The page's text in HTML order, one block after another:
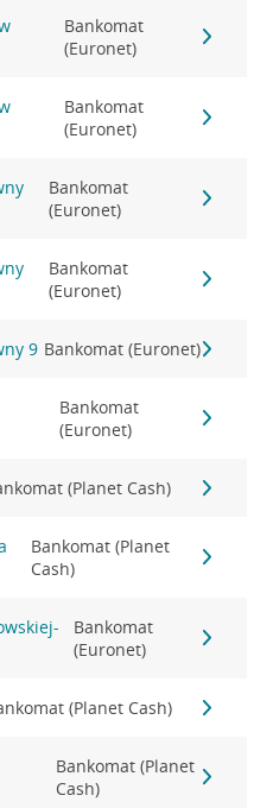
Bankomat
(Euronet)
Bankomat
(Euronet)
Bankomat
(Euronet)
Bankomat
(Euronet)
9 Bankomat (Euronet)
Bankomat
(Euronet)
(Planet Cash)
Bankomat (Planet
Cash)
Bankomat
(Euronet)
(Planet Cash)
Bankomat (Planet
Cash)